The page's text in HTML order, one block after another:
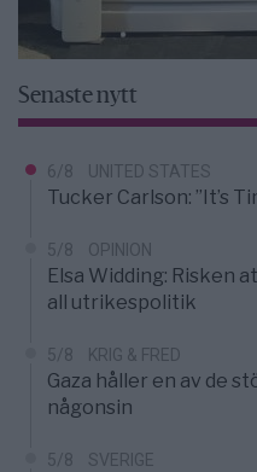
Senaste nytt
6/8 UNITED STATES
Tucker Carlson: ”It’s
5/8 OPINION
Elsa Widding: Risken
all utrikespolitik
5/8 KRIG & FRED
Gaza håller en av de
någonsin
5/8 SVERIGE